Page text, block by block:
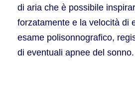
di aria che è possibile
forzatamente e la velocità di
esame polisonnografico,
di eventuali apnee del sonno.